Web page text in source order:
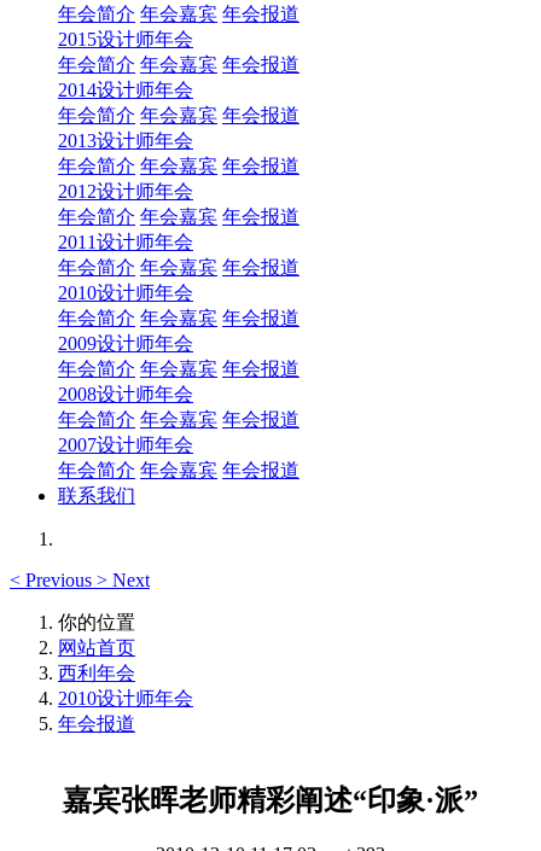
年会简介 年会嘉宾 年会报道
2015设计师年会
年会简介 年会嘉宾 年会报道
2014设计师年会
年会简介 年会嘉宾 年会报道
2013设计师年会
年会简介 年会嘉宾 年会报道
2012设计师年会
年会简介 年会嘉宾 年会报道
2011设计师年会
年会简介 年会嘉宾 年会报道
2010设计师年会
年会简介 年会嘉宾 年会报道
2009设计师年会
年会简介 年会嘉宾 年会报道
2008设计师年会
年会简介 年会嘉宾 年会报道
2007设计师年会
年会简介 年会嘉宾 年会报道
联系我们
< Previous > Next
你的位置
网站首页
西利年会
2010设计师年会
年会报道
嘉宾张晖老师精彩阐述“印象·派”